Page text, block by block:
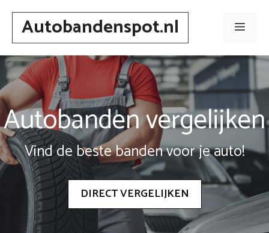
Spring
inhoudAutobandenspot.nl Menu
Autobanden vergelijken
Vind de beste banden voor je auto!
DIRECT VERGELIJKEN